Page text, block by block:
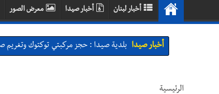
أخبار لبنان أخبار صيدا معرض الصور
أخبار صيدا بلدية صيدا : حجز مركبتي توكتوك وتغريم
أخبار صيدا
الرئيسية